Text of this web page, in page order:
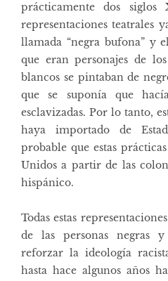
prácticamente dos
representaciones teatrales
llamada “negra bufona” y
que eran personajes de
blancos se pintaban de
que se suponía que
esclavizadas. Por lo tanto,
haya importado de
probable que estas
Unidos a partir de las
hispánico.
Todas estas
de las personas negras
reforzar la ideología
hasta hace algunos años